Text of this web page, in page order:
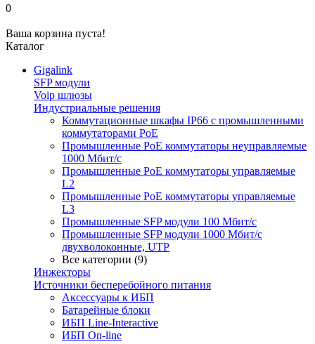
0
Ваша корзина пуста!
Каталог
Gigalink
SFP модули
Voip шлюзы
Индустриальные решения
Коммутационные шкафы IP66 c промышленными
коммутаторами PoE
Промышленные PoE коммутаторы неуправляемые
1000 Мбит/с
Промышленные PoE коммутаторы управляемые
L2
Промышленные PoE коммутаторы управляемые
L3
Промышленные SFP модули 100 Мбит/c
Промышленные SFP модули 1000 Мбит/c
двухволоконные, UTP
Все категории (9)
Инжекторы
Источники бесперебойного питания
Аксессуары к ИБП
Батарейные блоки
ИБП Line-Interactive
ИБП On-line